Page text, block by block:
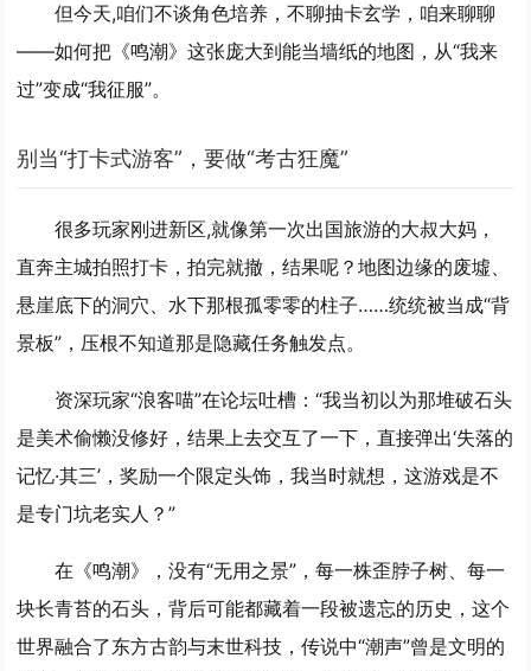
但今天,咱们不谈角色培养，不聊抽卡玄学，咱来聊聊
——如何把《鸣潮》这张庞大到能当墙纸的地图，从“我来
过”变成“我征服”。
别当“打卡式游客”，要做“考古狂魔”
很多玩家刚进新区,就像第一次出国旅游的大叔大妈，
直奔主城拍照打卡，拍完就撤，结果呢？地图边缘的废墟、
悬崖底下的洞穴、水下那根孤零零的柱子……统统被当成“背
景板”，压根不知道那是隐藏任务触发点。
资深玩家“浪客喵”在论坛吐槽：“我当初以为那堆破石头
是美术偷懒没修好，结果上去交互了一下，直接弹出‘失落的
记忆·其三’，奖励一个限定头饰，我当时就想，这游戏是不
是专门坑老实人？”
在《鸣潮》，没有“无用之景”，每一株歪脖子树、每一
块长青苔的石头，背后可能都藏着一段被遗忘的历史，这个
世界融合了东方古韵与末世科技，传说中“潮声”曾是文明的